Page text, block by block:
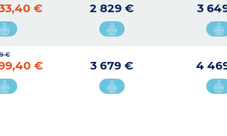
€ 2 829 € 3
€
€ 3 679 € 4